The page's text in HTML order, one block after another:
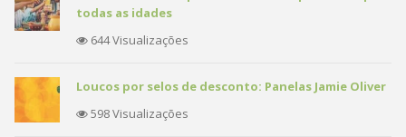
todas as idades
644 Visualizações
Loucos por selos de desconto: Panelas Jamie Oliver
598 Visualizações